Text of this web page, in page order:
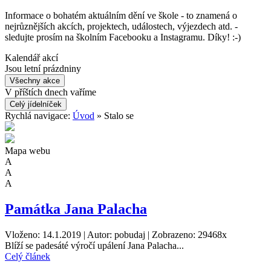
Informace o bohatém aktuálním dění ve škole - to znamená o
nejrůznějších akcích, projektech, událostech, výjezdech atd. -
sledujte prosím na školním Facebooku a Instagramu. Díky! :-)
Kalendář akcí
Jsou letní prázdniny
Všechny akce
V příštích dnech vaříme
Celý jídelníček
Rychlá navigace: Úvod » Stalo se
Mapa webu
A
A
A
Památka Jana Palacha
Vloženo: 14.1.2019 | Autor: pobudaj | Zobrazeno: 29468x
Blíží se padesáté výročí upálení Jana Palacha...
Celý článek